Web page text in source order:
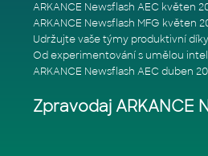
ARKANCE Newsflash AEC květen
ARKANCE Newsflash MFG květen
ARKANCE Newsflash AEC duben
Zpravodaj ARKANCE